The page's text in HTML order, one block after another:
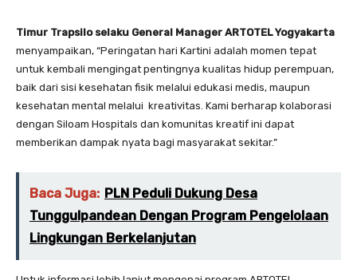
Timur Trapsilo selaku General Manager ARTOTEL Yogyakarta
menyampaikan, “Peringatan hari Kartini adalah momen tepat
untuk kembali mengingat pentingnya kualitas hidup perempuan,
baik dari sisi kesehatan fisik melalui edukasi medis, maupun
kesehatan mental melalui kreativitas. Kami berharap kolaborasi
dengan Siloam Hospitals dan komunitas kreatif ini dapat
memberikan dampak nyata bagi masyarakat sekitar.”
Baca Juga: PLN Peduli Dukung Desa
Tunggulpandean Dengan Program Pengelolaan
Lingkungan Berkelanjutan